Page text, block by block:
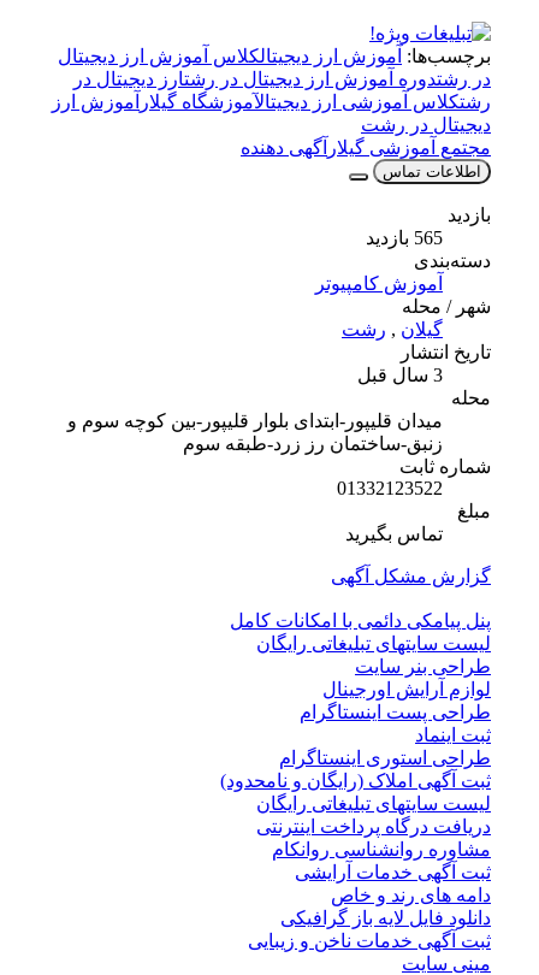
برچسب‌ها:آموزش ارز دیجیتالکلاس آموزش ارز دیجیتال
در رشت دوره آموزش ارز دیجیتال در رشت ارز دیجیتال در
کلاس آموزشی ارز دیجیتالآموزشگاه گیلار آموزش ارز
دیجیتال در رشت
مجتمع آموزشی گیلار آگهی دهنده
اطلاعات تماس
دسته‌بندی
آموزش کامپیوتر
شهر / محله
,رشت
تاریخ انتشار
میدان قلیپور-ابتدای بلوار قلیپور-بین کوچه سوم و
زنبق-ساختمان رز زرد-طبقه سوم
شماره ثابت
01332123522
تماس بگیرید
گزارش مشکل آگهی
پنل پیامکی دائمی با امکانات کامل
لیست سایتهای تبلیغاتی رایگان
طراحی بنر سایت
لوازم آرایش اورجینال
طراحی پست اینستاگرام
ثبت اینماد
طراحی استوری اینستاگرام
ثبت آگهی املاک (رایگان و نامحدود)
لیست سایتهای تبلیغاتی رایگان
دریافت درگاه پرداخت اینترنتی
مشاوره روانشناسی روانکام
ثبت آگهی خدمات آرایشی
دامه های رند و خاص
دانلود فایل لایه باز گرافیکی
ثبت آگهی خدمات ناخن و زیبایی
مینی سایت